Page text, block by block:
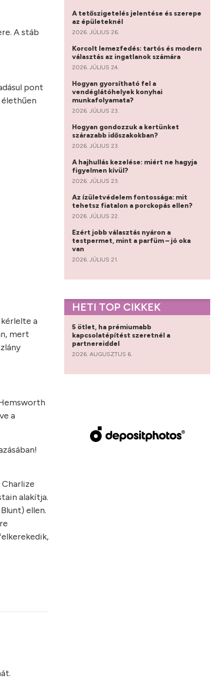
A stáb
pont
a
mert
a
alakítja.
ellen.
A tetőszigetelés jelentése és szerepe
az épületeknél
2026. JÚLIUS 26.
Korcolt lemezfedés: tartós és modern
választás az ingatlanok számára
2026. JÚLIUS 24.
Hogyan gyorsítható fel a
vendéglátóhelyek konyhai
munkafolyamata?
2026. JÚLIUS 23.
Hogyan gondozzuk a kertünket
szárazabb időszakokban?
2026. JÚLIUS 23.
A hajhullás kezelése: miért ne hagyja
figyelmen kívül?
2026. JÚLIUS 23.
Az ízületvédelem fontossága: mit
tehetsz fiatalon a porckopás ellen?
2026. JÚLIUS 22.
Ezért jobb választás nyáron a
testpermet, mint a parfüm – jó oka
van
2026. JÚLIUS 21.
HETI TOP CIKKEK
5 ötlet, ha prémiumabb
kapcsolatépítést szeretnél a
partnereiddel
2026. AUGUSZTUS 6.